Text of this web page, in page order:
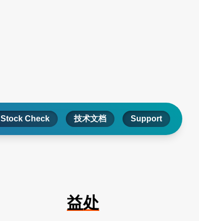
Stock Check 技术文档 Support
益处